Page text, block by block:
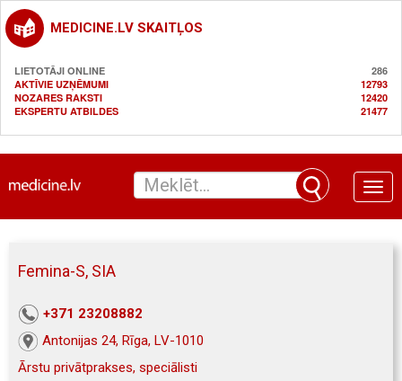
MEDICINE.LV SKAITĻOS
LIETOTĀJI ONLINE
286
AKTĪVIE UZŅĒMUMI
12793
NOZARES RAKSTI
12420
EKSPERTU ATBILDES
21477
Toggle
Femina-S, SIA
+371 23208882
Antonijas 24, Rīga, LV-1010
Ārstu privātprakses, speciālisti